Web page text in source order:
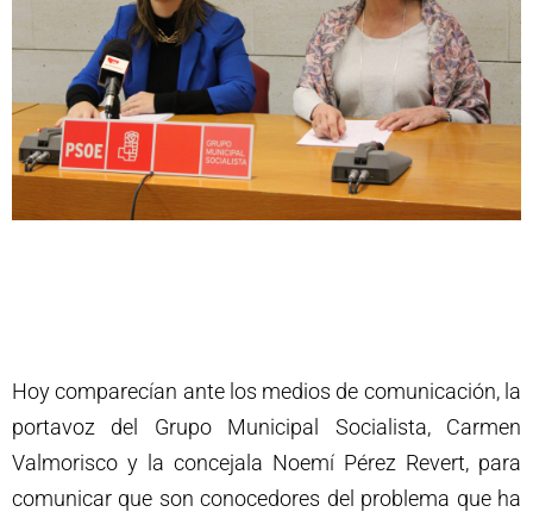
Hoy comparecían ante los medios de comunicación, la
portavoz del Grupo Municipal Socialista, Carmen
Valmorisco y la concejala Noemí Pérez Revert, para
comunicar que son conocedores del problema que ha